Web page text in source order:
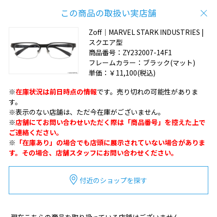
この商品の取扱い実店舗
Zoff｜MARVEL STARK INDUSTRIES |
スクエア型
商品番号： ZY232007-14F1
フレームカラー： ブラック(マット)
単価： ￥11,100(税込)
※在庫状況は前日時点の情報です。売り切れの可能性がありま
す。
※表示のない店舗は、ただ今在庫がございません。
※店舗にてお問い合わせいただく際は「商品番号」を控えた上で
ご連絡ください。
※ 「在庫あり」の場合でも店頭に展示されていない場合がありま
す。その場合、店舗スタッフにお問い合わせください。
付近のショップを探す